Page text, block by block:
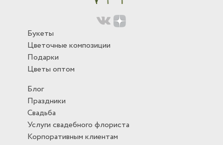
Букеты
Цветочные композиции
Подарки
Цветы оптом
Блог
Праздники
Свадьба
Услуги свадебного флориста
Корпоративным клиентам